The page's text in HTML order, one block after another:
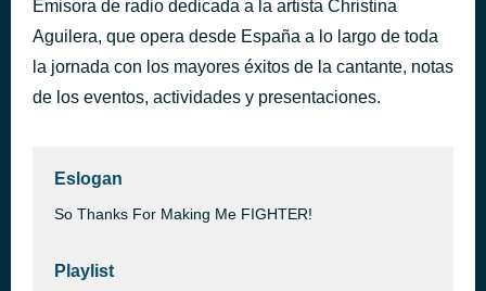
Emisora de radio dedicada a la artista Christina
Aguilera, que opera desde España a lo largo de toda
la jornada con los mayores éxitos de la cantante, notas
de los eventos, actividades y presentaciones.
Eslogan
So Thanks For Making Me FIGHTER!
Playlist